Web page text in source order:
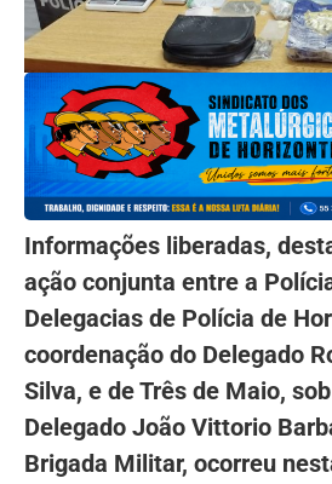
Informações liberadas,
ação conjunta entre a
Delegacias de Polícia de
coordenação do Delegado
Silva, e de Três de Maio,
Delegado João Vittorio
Brigada Militar, ocorreu